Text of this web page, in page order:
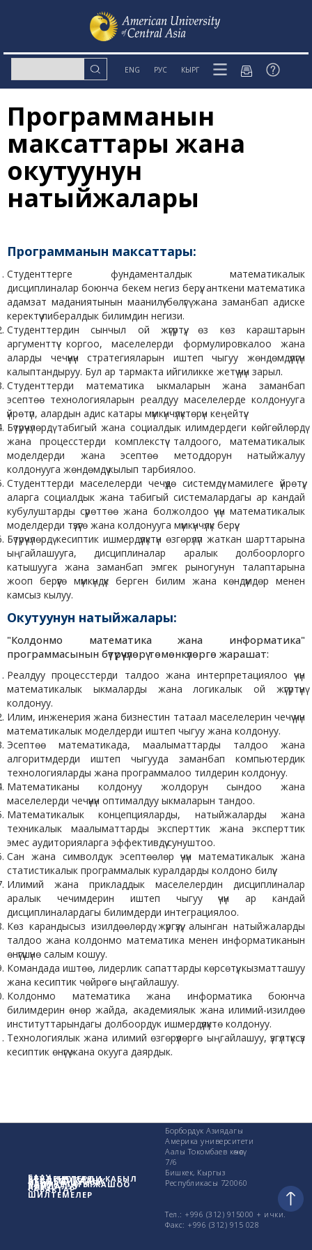
ENG РУС КЫРГ
Программанын
максаттары жана
окутуунун
натыйжалары
Программанын максаттары:
Студенттерге фундаменталдык математикалык
дисциплиналар боюнча бекем негиз берүү, анткени математика
адамзат маданиятынын маанилүү бөлүгү жана заманбап адиске
керектүү либералдык билимдин негизи.
Студенттердин сынчыл ой жүгүртүү, өз көз караштарын
аргументтүү коргоо, маселелерди формулировкалоо жана
аларды чечүүнүн стратегияларын иштеп чыгуу жөндөмдүүлүгүн
калыптандыруу. Бул ар тармакта ийгиликке жетүү үчүн зарыл.
Студенттерди математика ыкмаларын жана заманбап
эсептөө технологияларын реалдуу маселелерде колдонууга
үйрөтүп, алардын адис катары мүмкүнчүлүктөрүн кеңейтүү.
Бүтүрүүчүлөрдү табигый жана социалдык илимдердеги көйгөйлөрдү
жана процесстерди комплекстүү талдоого, математикалык
моделдерди жана эсептөө методдорун натыйжалуу
колдонууга жөндөмдүү кылып тарбиялоо.
Студенттерди маселелерди чечүүдө системдүү мамилеге үйрөтүү,
аларга социалдык жана табигый системалардагы ар кандай
кубулуштарды сүрөттөө жана болжолдоо үчүн математикалык
моделдерди түзүүгө жана колдонууга мүмкүнчүлүк берүү.
Бүтүрүүчүлөрдү кесиптик ишмердүүлүктүн өзгөрүлүп жаткан шарттарына
ыңгайлашууга, дисциплиналар аралык долбоорлорго
катышууга жана заманбап эмгек рыногунун талаптарына
жооп берүүгө мүмкүндүк берген билим жана көндүмдөр менен
камсыз кылуу.
Окутуунун натыйжалары:
"Колдонмо математика жана информатика"
программасынын бүтүрүүчүлөрү төмөнкүлөргө жарашат:
Реалдуу процесстерди талдоо жана интерпретациялоо үчүн
математикалык ыкмаларды жана логикалык ой жүгүртүүнү
колдонуу.
Илим, инженерия жана бизнестин татаал маселелерин чечүү үчүн
математикалык моделдерди иштеп чыгуу жана колдонуу.
Эсептөө математикада, маалыматтарды талдоо жана
алгоритмдерди иштеп чыгууда заманбап компьютердик
технологияларды жана программалоо тилдерин колдонуу.
Математиканы колдонуу жолдорун сындоо жана
маселелерди чечүүнүн оптималдуу ыкмаларын тандоо.
Математикалык концепцияларды, натыйжаларды жана
техникалык маалыматтарды эксперттик жана эксперттик
эмес аудиторияларга эффективдүү сунуштоо.
Сан жана символдук эсептөөлөр үчүн математикалык жана
статистикалык программалык куралдарды колдоно билүү.
Илимий жана прикладдык маселелердин дисциплиналар
аралык чечимдерин иштеп чыгуу үчүн ар кандай
дисциплиналардагы билимдерди интеграциялоо.
Көз карандысыз изилдөөлөрдү жүргүзүү, алынган натыйжаларды
талдоо жана колдонмо математика менен информатиканын
өнүгүшүнө салым кошуу.
Командада иштөө, лидерлик сапаттарды көрсөтүү, кызматташуу
жана кесиптик чөйрөгө ыңгайлашуу.
Колдонмо математика жана информатика боюнча
билимдерин өнөр жайда, академиялык жана илимий-изилдөө
институттарындагы долбоордук ишмердүүлүктө колдонуу.
Технологиялык жана илимий өзгөрүүлөргө ыңгайлашуу, үзгүлтүксүз
кесиптик өнүгүү жана окууга даярдык.
БААУ жөнүндө
СТУДЕНТТЕРДИ КАБЫЛ
АЛУУ
АКАДЕМИКАЛЫК
САБАКТАР
Изилдөө иштери
КАМПУСТАГЫ ЖАШОО
ПАЙДАЛУУ
ШИЛТЕМЕЛЕР
Борбордук Азиядагы
Америка университети
Аалы Токомбаев көчөсү
7/6
Бишкек, Кыргыз
Республикасы 720060
Тел.: +996 (312) 915000 + ички.
Факс: +996 (312) 915 028